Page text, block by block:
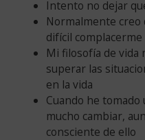
Intento no dejar
Normalmente creo
difícil complacerme
Mi filosofía de
superar las
en la vida
Cuando he tomado
mucho cambiar,
consciente de ello